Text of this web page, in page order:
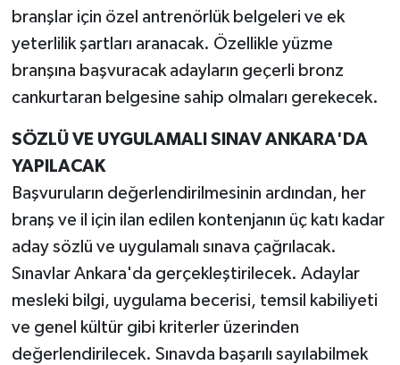
branşlar için özel antrenörlük belgeleri ve ek
yeterlilik şartları aranacak. Özellikle yüzme
branşına başvuracak adayların geçerli bronz
cankurtaran belgesine sahip olmaları gerekecek.
SÖZLÜ VE UYGULAMALI SINAV ANKARA'DA
YAPILACAK
Başvuruların değerlendirilmesinin ardından, her
branş ve il için ilan edilen kontenjanın üç katı kadar
aday sözlü ve uygulamalı sınava çağrılacak.
Sınavlar Ankara'da gerçekleştirilecek. Adaylar
mesleki bilgi, uygulama becerisi, temsil kabiliyeti
ve genel kültür gibi kriterler üzerinden
değerlendirilecek. Sınavda başarılı sayılabilmek